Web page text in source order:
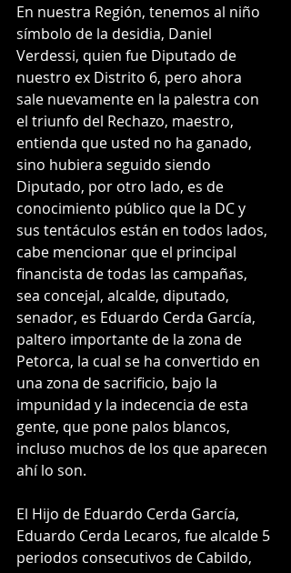
En nuestra Región, tenemos al niño
símbolo de la desidia, Daniel
Verdessi, quien fue Diputado de
nuestro ex Distrito 6, pero ahora
sale nuevamente en la palestra con
el triunfo del Rechazo, maestro,
entienda que usted no ha ganado,
sino hubiera seguido siendo
Diputado, por otro lado, es de
conocimiento público que la DC y
sus tentáculos están en todos lados,
cabe mencionar que el principal
financista de todas las campañas,
sea concejal, alcalde, diputado,
senador, es Eduardo Cerda García,
paltero importante de la zona de
Petorca, la cual se ha convertido en
una zona de sacrificio, bajo la
impunidad y la indecencia de esta
gente, que pone palos blancos,
incluso muchos de los que aparecen
ahí lo son.
El Hijo de Eduardo Cerda García,
Eduardo Cerda Lecaros, fue alcalde 5
periodos consecutivos de Cabildo,